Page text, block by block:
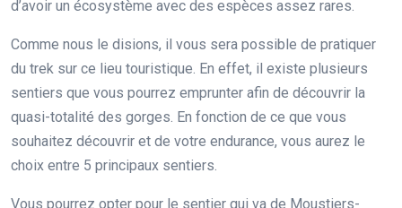
d’avoir un écosystème avec des espèces assez rares.
Comme nous le disions, il vous sera possible de pratiquer
du trek sur ce lieu touristique. En effet, il existe plusieurs
sentiers que vous pourrez emprunter afin de découvrir la
quasi-totalité des gorges. En fonction de ce que vous
souhaitez découvrir et de votre endurance, vous aurez le
choix entre 5 principaux sentiers.
Vous pourrez opter pour le sentier qui va de Moustiers-